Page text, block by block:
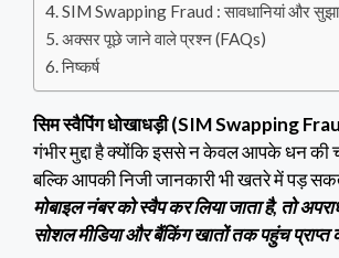
SIM Swapping Fraud : सावधानियां और
अक्सर पूछे जाने वाले प्रश्न (FAQs)
निष्कर्ष
सिम स्वैपिंग धोखाधड़ी (SIM Swapping
गंभीर मुद्दा है क्योंकि इससे न केवल आपके धन की
बल्कि आपकी निजी जानकारी भी खतरे में पड़
मोबाइल नंबर को स्वैप कर लिया जाता है, तो
सोशल मीडिया और बैंकिंग खातों तक पहुंच